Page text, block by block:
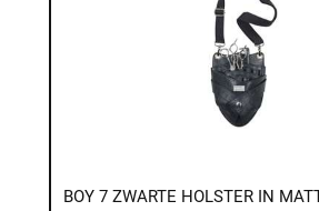
BOY 7 ZWARTE HOLSTER IN